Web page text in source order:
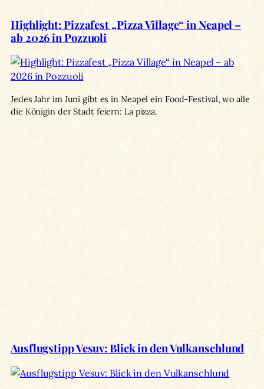
Highlight: Pizzafest „Pizza Village“ in Neapel –
ab 2026 in Pozzuoli
Jedes Jahr im Juni gibt es in Neapel ein Food-Festival, wo alle
die Königin der Stadt feiern: La pizza.
Ausflugstipp Vesuv: Blick in den Vulkanschlund